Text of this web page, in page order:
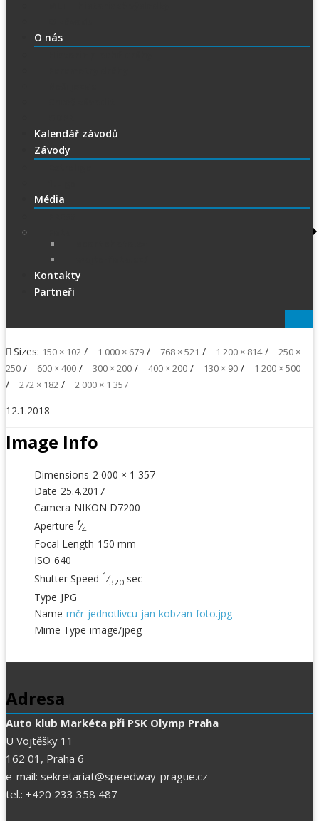
O nás
Kalendář závodů
Závody
Média
Kontakty
Partneři
Sizes: 150 × 102 / 1 000 × 679 / 768 × 521 / 1 200 × 814 /
250 ×
250 / 600 × 400 / 300 × 200 / 400 × 200 / 130 × 90 / 1 200 × 500
/ 272 × 182 / 2 000 × 1 357
12.1.2018
Image Info
Dimensions 2 000 × 1 357
Date 25.4.2017
Camera NIKON D7200
Aperture f⁄4
Focal Length 150 mm
ISO 640
Shutter Speed 1 ⁄320 sec
Type JPG
Name mčr-jednotlivcu-jan-kobzan-foto.jpg
Mime Type image/jpeg
Adresa
Auto klub Markéta při PSK Olymp Praha
U Vojtěšky 11
162 01, Praha 6
e-mail: sekretariat@speedway-prague.cz
tel.: +420 233 358 487